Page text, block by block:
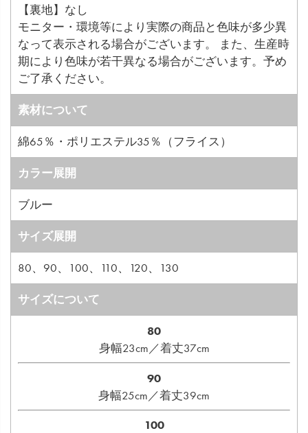
【裏地】なし
モニター・環境等により実際の商品と色味が多少異
なって表示される場合がございます。 また、生産時
期により色味が若干異なる場合がございます。予め
ご了承ください。
素材について
綿65％・ポリエステル35％（フライス）
カラー展開
ブルー
サイズ展開
80、90、100、110、120、130
サイズについて
80
身幅23cm／着丈37cm
90
身幅25cm／着丈39cm
100